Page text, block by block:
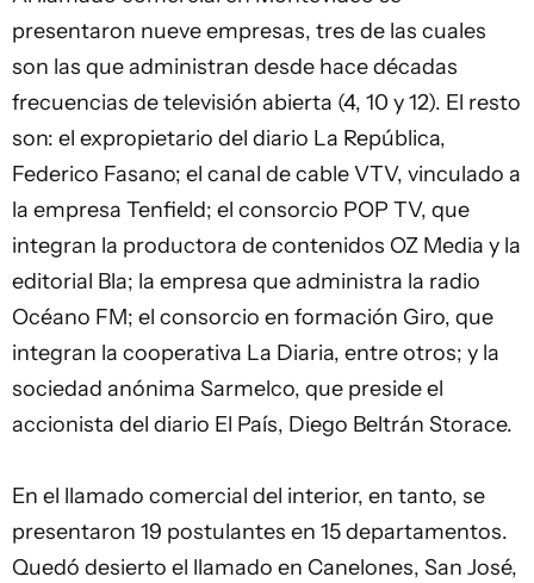
presentaron nueve empresas, tres de las cuales
son las que administran desde hace décadas
frecuencias de televisión abierta (4, 10 y 12). El resto
son: el expropietario del diario La República,
Federico Fasano; el canal de cable VTV, vinculado a
la empresa Tenfield; el consorcio POP TV, que
integran la productora de contenidos OZ Media y la
editorial Bla; la empresa que administra la radio
Océano FM; el consorcio en formación Giro, que
integran la cooperativa La Diaria, entre otros; y la
sociedad anónima Sarmelco, que preside el
accionista del diario El País, Diego Beltrán Storace.
En el llamado comercial del interior, en tanto, se
presentaron 19 postulantes en 15 departamentos.
Quedó desierto el llamado en Canelones, San José,